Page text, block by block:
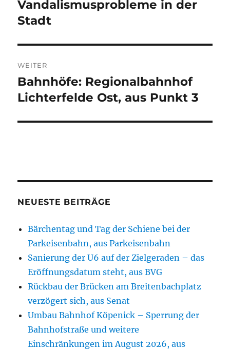
Vandalismusprobleme in der
Stadt
WEITER
Nächster
Beitrag:
Bahnhöfe: Regionalbahnhof
Lichterfelde Ost, aus Punkt 3
NEUESTE BEITRÄGE
Bärchentag und Tag der Schiene bei der
Parkeisenbahn, aus Parkeisenbahn
Sanierung der U6 auf der Zielgeraden – das
Eröffnungsdatum steht, aus BVG
Rückbau der Brücken am Breitenbachplatz
verzögert sich, aus Senat
Umbau Bahnhof Köpenick – Sperrung der
Bahnhofstraße und weitere
Einschränkungen im August 2026, aus